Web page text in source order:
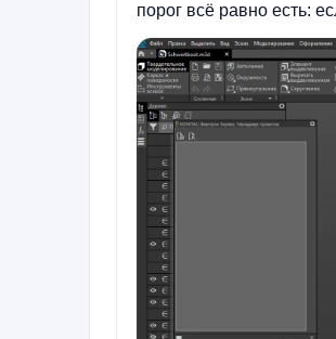
порог всё равно есть: